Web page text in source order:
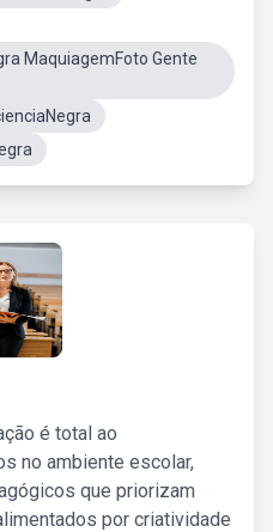
MaquiagemFoto Gente
é total ao
no ambiente escolar,
que priorizam
por criatividade